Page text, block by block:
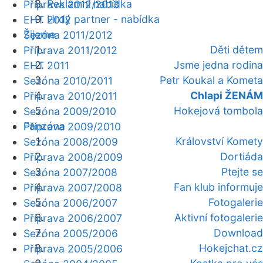
Reklamní nabídka
Hrdý partner - nabídka
Žijeme
Děti dětem
Jsme jedna rodina
Petr Koukal a Kometa
Chlapi ŽENÁM
Hokejová tombola
Fanzóna
Království Komety
Dortiáda
Ptejte se
Fan klub informuje
Fotogalerie
Aktivní fotogalerie
Download
Hokejchat.cz
Příprava 2012/2013
EHT 2012
Sezóna 2011/2012
Příprava 2011/2012
EHT 2011
Sezóna 2010/2011
Příprava 2010/2011
Sezóna 2009/2010
Příprava 2009/2010
Sezóna 2008/2009
Příprava 2008/2009
Sezóna 2007/2008
Příprava 2007/2008
Sezóna 2006/2007
Příprava 2006/2007
Sezóna 2005/2006
Příprava 2005/2006